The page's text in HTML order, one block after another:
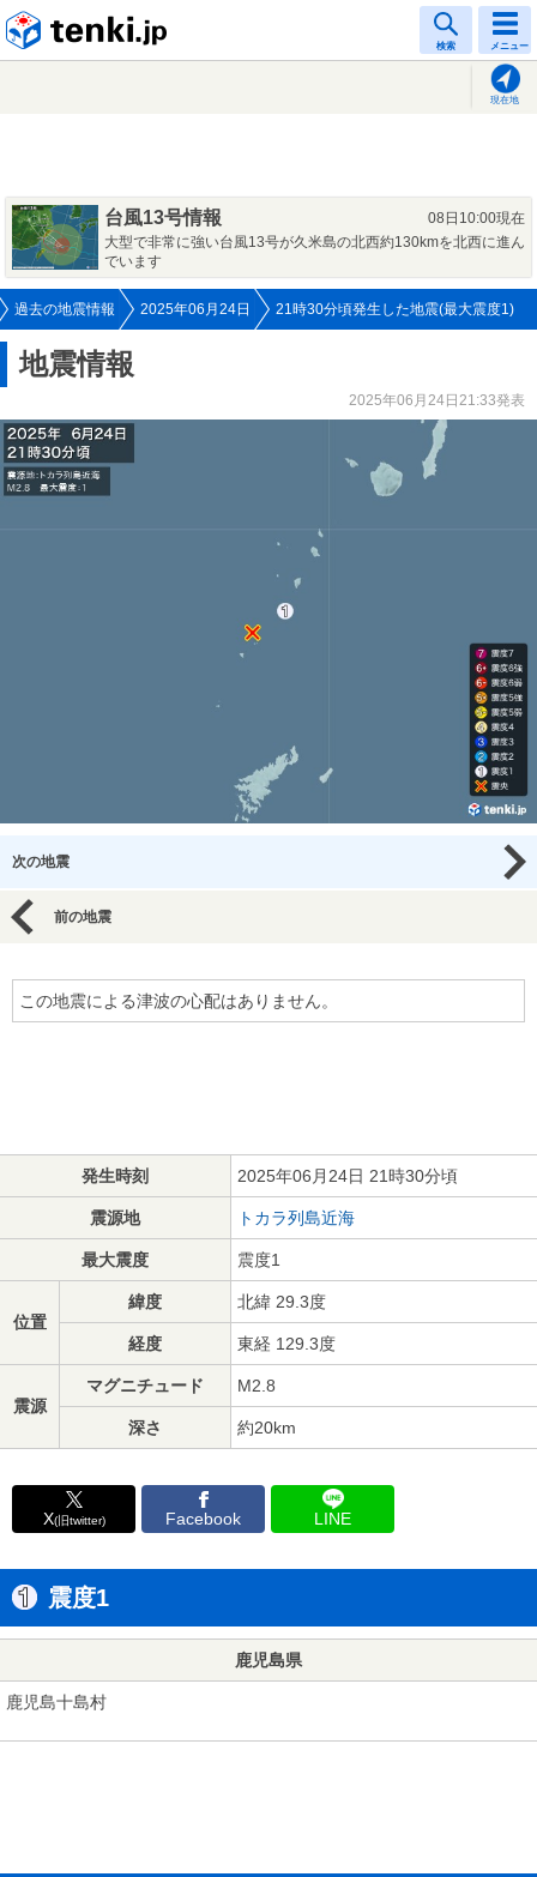
検索 メニュー
現在地
台風13号情報
08日10:00現在
大型で非常に強い台風13号が久米島の北西約130kmを北西に進ん
でいます
過去の地震情報 2025年06月24日 21時30分頃発生した地震(最大震度1)
地震情報
2025年06月24日21:33発表
次の地震
前の地震
この地震による津波の心配はありません。
発生時刻 2025年06月24日 21時30分頃
震源地 トカラ列島近海
最大震度 震度1
位置
緯度 北緯 29.3度
経度 東経 129.3度
震源
マグニチュード M2.8
深さ 約20km
X(旧twitter) Facebook LINE
震度1
鹿児島県
鹿児島十島村